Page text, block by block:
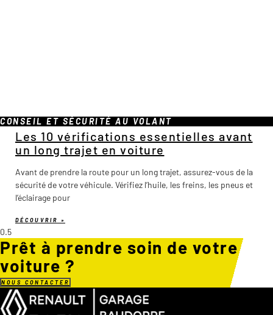
CONSEIL ET SÉCURITÉ AU VOLANT
Les 10 vérifications essentielles avant
un long trajet en voiture
Avant de prendre la route pour un long trajet, assurez-vous de la
sécurité de votre véhicule. Vérifiez l’huile, les freins, les pneus et
l’éclairage pour
DÉCOUVRIR »
Prêt à prendre soin de votre
voiture ?
NOUS CONTACTER